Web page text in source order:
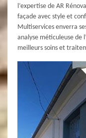
l’expertise de AR
façade avec style et
Multiservices enverra
analyse méticuleuse de
meilleurs soins et